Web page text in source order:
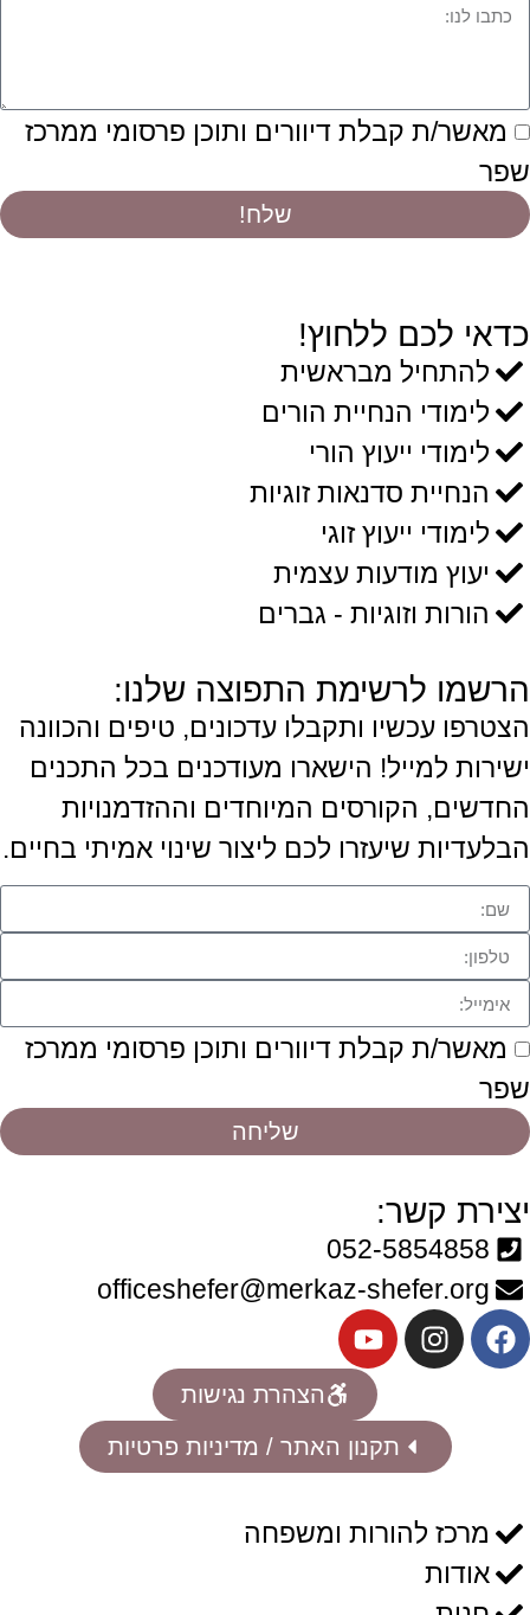
מאשר/ת קבלת דיוורים ותוכן פרסומי ממרכז
שפר
שלח!
כדאי לכם ללחוץ!
להתחיל מבראשית
לימודי הנחיית הורים
לימודי ייעוץ הורי
הנחיית סדנאות זוגיות
לימודי ייעוץ זוגי
יעוץ מודעות עצמית
הורות וזוגיות - גברים
הרשמו לרשימת התפוצה שלנו:
הצטרפו עכשיו ותקבלו עדכונים, טיפים והכוונה
ישירות למייל! הישארו מעודכנים בכל התכנים
החדשים, הקורסים המיוחדים וההזדמנויות
הבלעדיות שיעזרו לכם ליצור שינוי אמיתי בחיים.
מאשר/ת קבלת דיוורים ותוכן פרסומי ממרכז
שפר
שליחה
יצירת קשר:
052-5854858
officeshefer@merkaz-shefer.org
הצהרת נגישות
תקנון האתר / מדיניות פרטיות
מרכז להורות ומשפחה
אודות